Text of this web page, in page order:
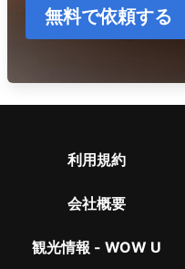
無料で依頼する
利用規約
会社概要
観光情報 - WOW U